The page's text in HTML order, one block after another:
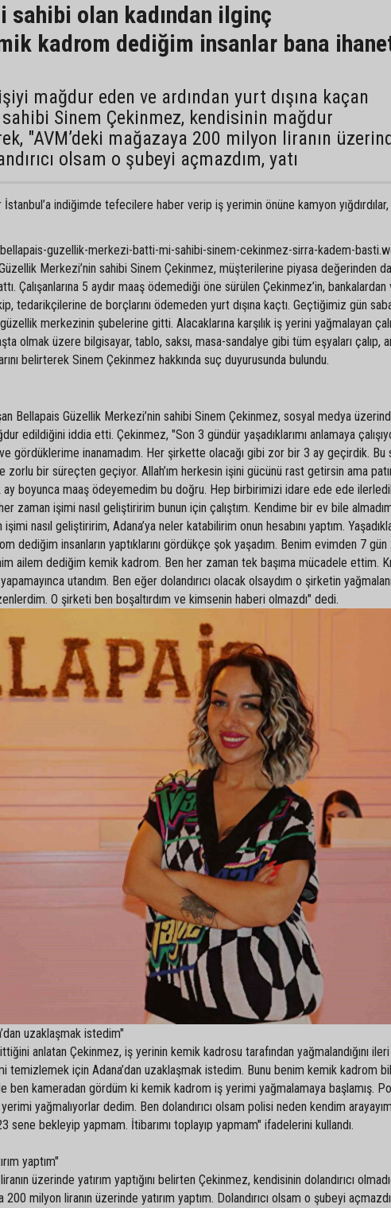
sahibi olan kadından ilginç
kadrom dediğim insanlar bana
mağdur eden ve ardından yurt dışına kaçan
Sinem Çekinmez, kendisinin mağdur
"AVM’deki mağazaya 200 milyon liranın
olsam o şubeyi açmazdım, yatı
indiğimde tefecilere haber verip iş yerimin önüne kamyon yığdırdılar,
Merkezi’nin sahibi Sinem Çekinmez, müşterilerine piyasa değerinden
Çalışanlarına 5 aydır maaş ödemediği öne sürülen Çekinmez’in,
tedarikçilerine de borçlarını ödemeden yurt dışına kaçtı. Geçtiğimiz gün
merkezinin şubelerine gitti. Alacaklarına karşılık iş yerini yağmalayan
olmak üzere bilgisayar, tablo, saksı, masa-sandalye gibi tüm eşyaları çalıp,
belirterek Sinem Çekinmez hakkında suç duyurusunda bulundu.
Bellapais Güzellik Merkezi’nin sahibi Sinem Çekinmez, sosyal medya
edildiğini iddia etti. Çekinmez, "Son 3 gündür yaşadıklarımı anlamaya
ve gördüklerime inanamadım. Her şirkette olacağı gibi zor bir 3 ay geçirdik. Bu
zorlu bir süreçten geçiyor. Allah’ım herkesin işini gücünü rast getirsin ama
ay boyunca maaş ödeyemedim bu doğru. Hep birbirimizi idare ede ede
zaman işimi nasıl geliştiririm bunun için çalıştım. Kendime bir ev bile
nasıl geliştiririm, Adana’ya neler katabilirim onun hesabını yaptım.
dediğim insanların yaptıklarını gördükçe şok yaşadım. Benim evimden 7
ailem dediğim kemik kadrom. Ben her zaman tek başıma mücadele ettim.
utandım. Ben eğer dolandırıcı olacak olsaydım o şirketin
O şirketi ben boşaltırdım ve kimsenin haberi olmazdı" dedi.
uzaklaşmak istedim"
anlatan Çekinmez, iş yerinin kemik kadrosu tarafından yağmalandığını
temizlemek için Adana’dan uzaklaşmak istedim. Bunu benim kemik kadrom
ben kameradan gördüm ki kemik kadrom iş yerimi yağmalamaya başlamış.
yağmalıyorlar dedim. Ben dolandırıcı olsam polisi neden kendim
sene bekleyip yapmam. İtibarımı toplayıp yapmam" ifadelerini kullandı.
yaptım"
üzerinde yatırım yaptığını belirten Çekinmez, kendisinin dolandırıcı
milyon liranın üzerinde yatırım yaptım. Dolandırıcı olsam o şubeyi